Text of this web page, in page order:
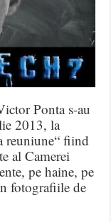
Ponta s-au
2013, la
reuniune“ fiind
al Camerei
pe haine, pe
fotografiile de